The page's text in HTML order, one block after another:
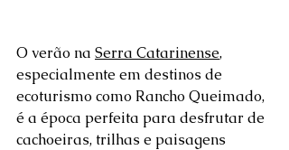
O verão na Serra Catarinense,
especialmente em destinos de
ecoturismo como Rancho Queimado,
é a época perfeita para desfrutar de
cachoeiras, trilhas e paisagens